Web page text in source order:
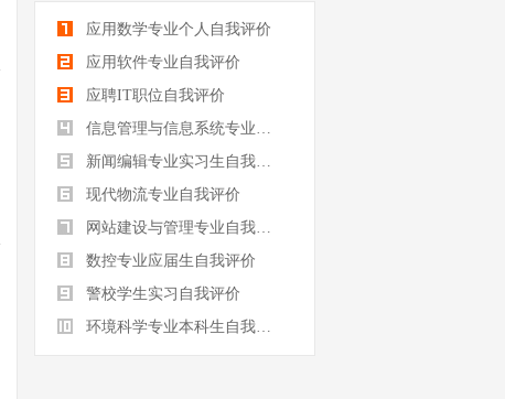
应用数学专业个人自我评价
应用软件专业自我评价
应聘IT职位自我评价
信息管理与信息系统专业自我评价
新闻编辑专业实习生自我评价
现代物流专业自我评价
网站建设与管理专业自我评价
数控专业应届生自我评价
警校学生实习自我评价
环境科学专业本科生自我评价